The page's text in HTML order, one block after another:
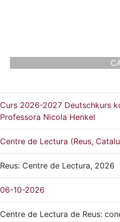
Curs 2026-2027 Deutschkurs
Professora Nicola Henkel
Centre de Lectura (Reus,
Reus: Centre de Lectura, 2026
06-10-2026
Centre de Lectura de Reus: